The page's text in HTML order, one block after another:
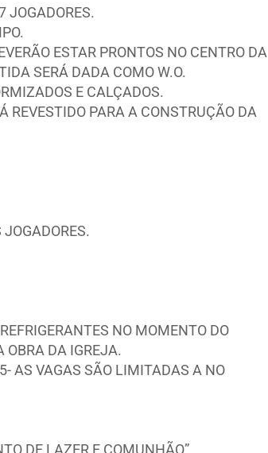
JOGADORES.
ESTAR PRONTOS NO CENTRO DA
SERÁ DADA COMO W.O.
E CALÇADOS.
REVESTIDO PARA A CONSTRUÇÃO DA
NO MOMENTO DO
OBRA DA IGREJA.
AS VAGAS SÃO LIMITADAS A NO
DE LAZER E COMUNHÃO”